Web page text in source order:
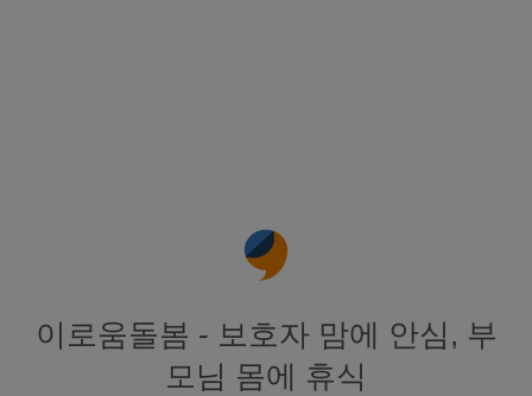
이로움돌봄 - 보호자 맘에 안심, 부
모님 몸에 휴식